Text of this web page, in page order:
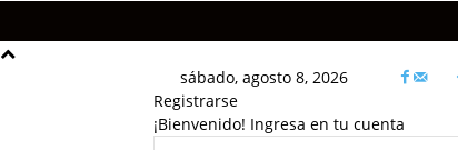
sábado, agosto 8, 2026
Registrarse
¡Bienvenido! Ingresa en tu cuenta